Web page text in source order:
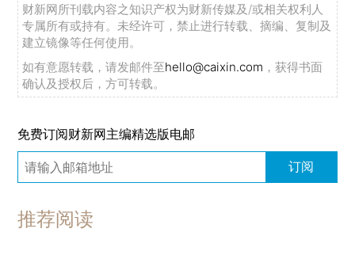
财新网所刊载内容之知识产权为财新传媒及/或相关权利人
专属所有或持有。未经许可，禁止进行转载、摘编、复制及
建立镜像等任何使用。
如有意愿转载，请发邮件至hello@caixin.com ，获得书面
确认及授权后，方可转载。
免费订阅财新网主编精选版电邮
订阅
推荐阅读